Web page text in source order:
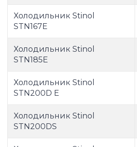
Холодильник Stinol
STN167E
Холодильник Stinol
STN185E
Холодильник Stinol
STN200D E
Холодильник Stinol
STN200DS